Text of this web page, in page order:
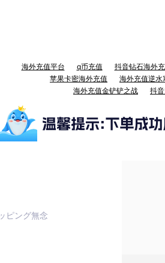
海外充值平台 q币充值
抖音钻石海外
苹果卡密海外充值
海外充值逆水
海外充值金铲铲之战
抖
ピング無念